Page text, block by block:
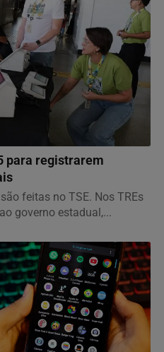
para registrarem
feitas no TSE. Nos TREs
governo estadual,...